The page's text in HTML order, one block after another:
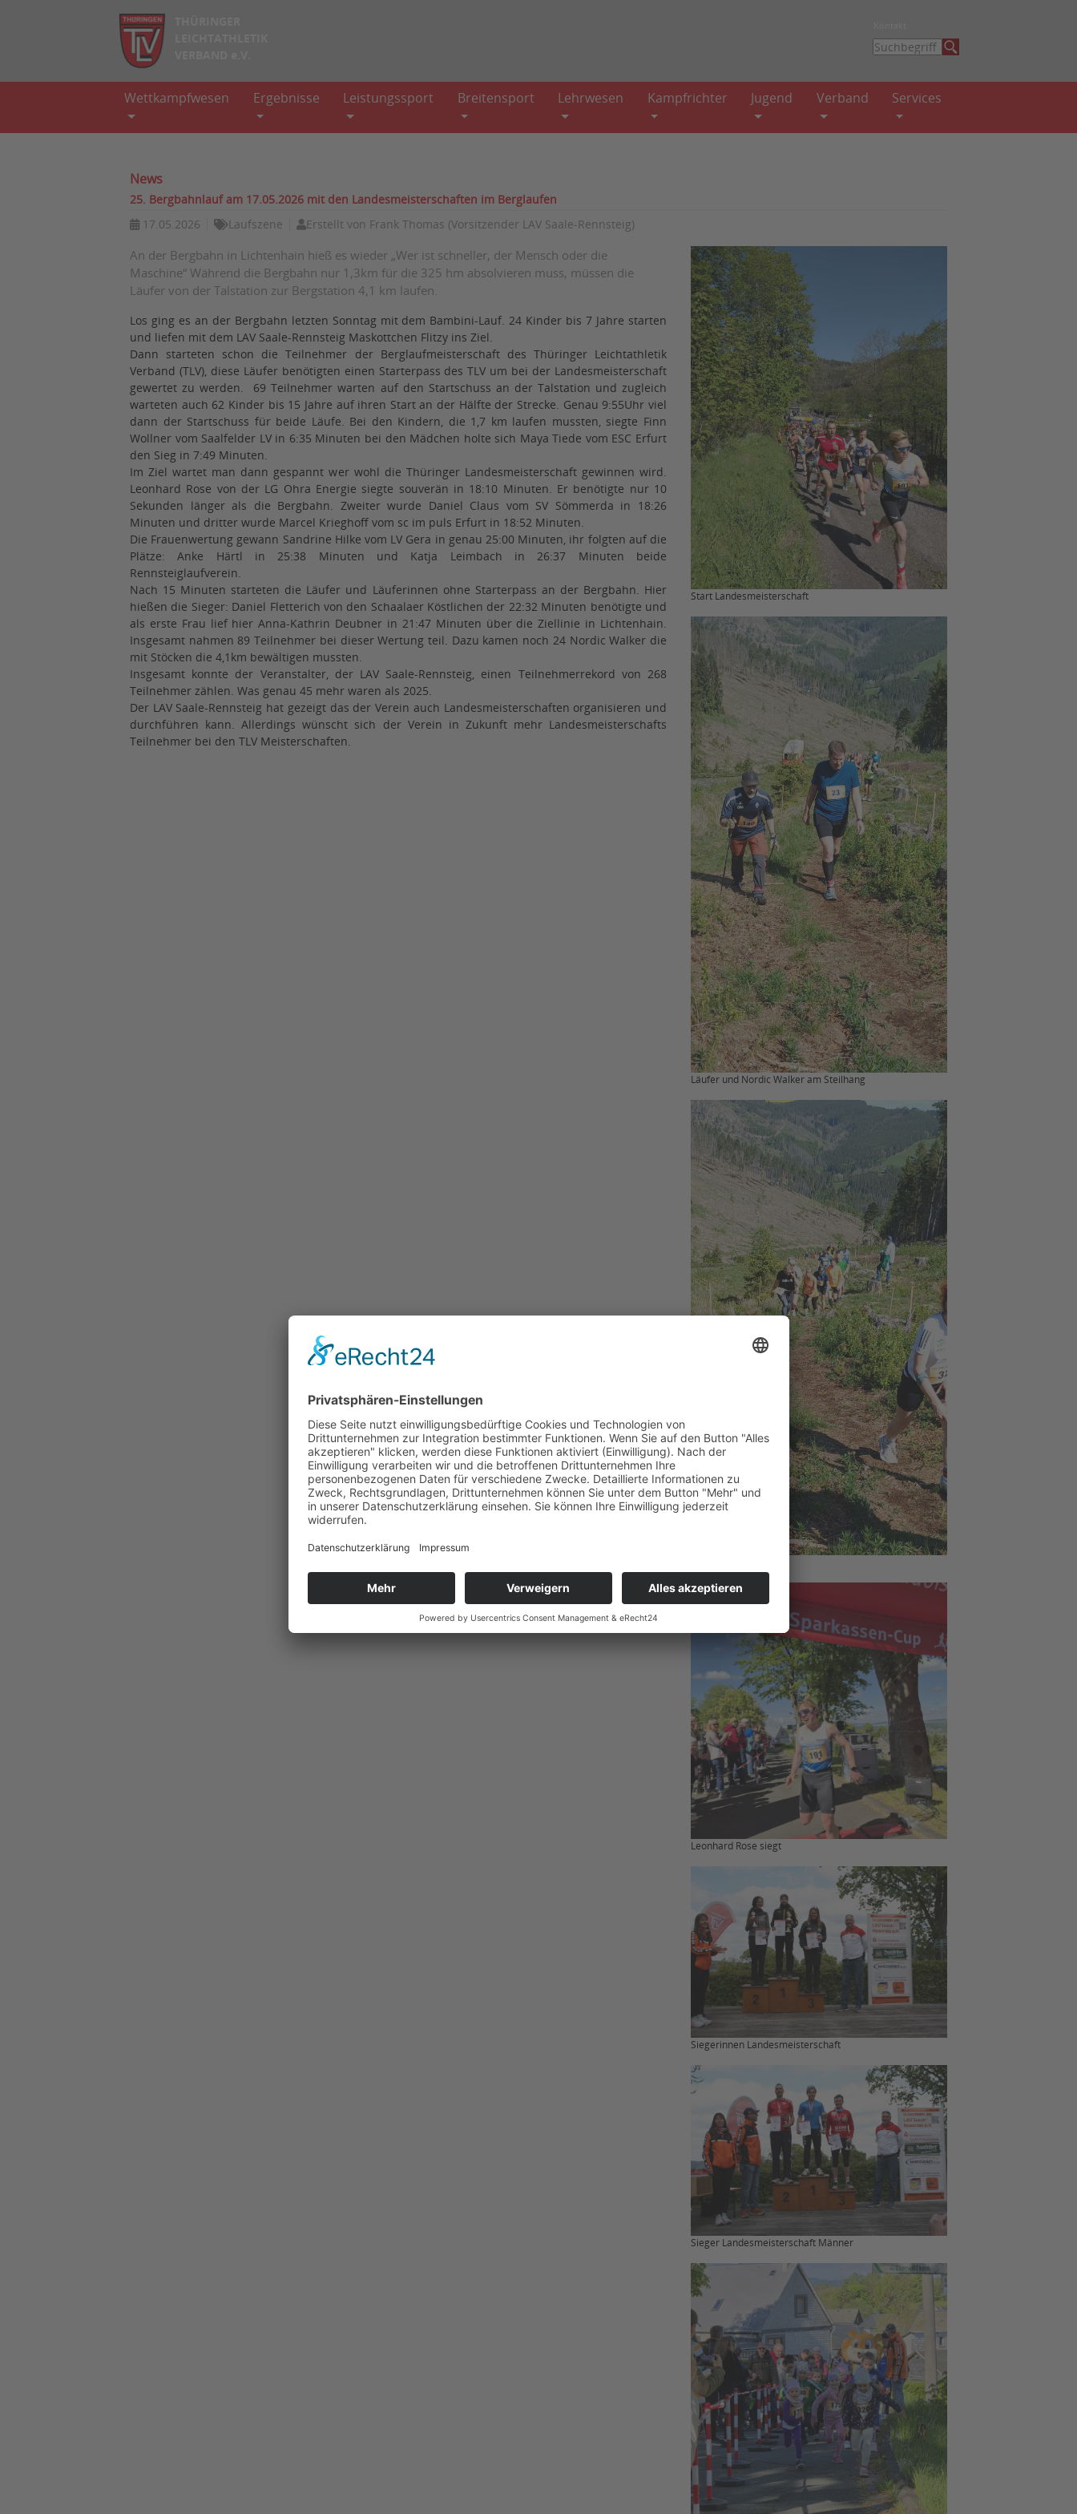
Wettkampfwesen Ergebnisse Leistungssport Breitensport Lehrwesen Kampfrichter Jugend Verband Services
News
25. Bergbahnlauf am 17.05.2026 mit den Landesmeisterschaften im Berglaufen
17.05.2026
Laufszene Erstellt von Frank Thomas (Vorsitzender LAV Saale-Rennsteig)
An der Bergbahn in Lichtenhain hieß es wieder „Wer ist schneller, der Mensch oder die
Maschine“ Während die Bergbahn nur 1,3km für die 325 hm absolvieren muss, müssen die
Läufer von der Talstation zur Bergstation 4,1 km laufen.
Los ging es an der Bergbahn letzten Sonntag mit dem Bambini-Lauf. 24 Kinder bis 7 Jahre starten
und liefen mit dem LAV Saale-Rennsteig Maskottchen Flitzy ins Ziel.
Dann starteten schon die Teilnehmer der Berglaufmeisterschaft des Thüringer Leichtathletik
Verband (TLV), diese Läufer benötigten einen Starterpass des TLV um bei der Landesmeisterschaft
gewertet zu werden. 69 Teilnehmer warten auf den Startschuss an der Talstation und zugleich
warteten auch 62 Kinder bis 15 Jahre auf ihren Start an der Hälfte der Strecke. Genau 9:55Uhr viel
dann der Startschuss für beide Läufe. Bei den Kindern, die 1,7 km laufen mussten, siegte Finn
Wollner vom Saalfelder LV in 6:35 Minuten bei den Mädchen holte sich Maya Tiede vom ESC Erfurt
den Sieg in 7:49 Minuten.
Im Ziel wartet man dann gespannt wer wohl die Thüringer Landesmeisterschaft gewinnen wird.
Leonhard Rose von der LG Ohra Energie siegte souverän in 18:10 Minuten. Er benötigte nur 10
Sekunden länger als die Bergbahn. Zweiter wurde Daniel Claus vom SV Sömmerda in 18:26
Minuten und dritter wurde Marcel Krieghoff vom sc im puls Erfurt in 18:52 Minuten.
Die Frauenwertung gewann Sandrine Hilke vom LV Gera in genau 25:00 Minuten, ihr folgten auf die
Plätze: Anke Härtl in 25:38 Minuten und Katja Leimbach in 26:37 Minuten beide
Rennsteiglaufverein.
Nach 15 Minuten starteten die Läufer und Läuferinnen ohne Starterpass an der Bergbahn. Hier
hießen die Sieger: Daniel Fletterich von den Schaalaer Köstlichen der 22:32 Minuten benötigte und
als erste Frau lief hier Anna-Kathrin Deubner in 21:47 Minuten über die Ziellinie in Lichtenhain.
Insgesamt nahmen 89 Teilnehmer bei dieser Wertung teil. Dazu kamen noch 24 Nordic Walker die
mit Stöcken die 4,1km bewältigen mussten.
Insgesamt konnte der Veranstalter, der LAV Saale-Rennsteig, einen Teilnehmerrekord von 268
Teilnehmer zählen. Was genau 45 mehr waren als 2025.
Der LAV Saale-Rennsteig hat gezeigt das der Verein auch Landesmeisterschaften organisieren und
durchführen kann. Allerdings wünscht sich der Verein in Zukunft mehr Landesmeisterschafts
Teilnehmer bei den TLV Meisterschaften.
Start Landesmeisterschaft
Läufer und Nordic Walker am Steilhang
Leonhard Rose siegt
Siegerinnen Landesmeisterschaft
Sieger Landesmeisterschaft Männer